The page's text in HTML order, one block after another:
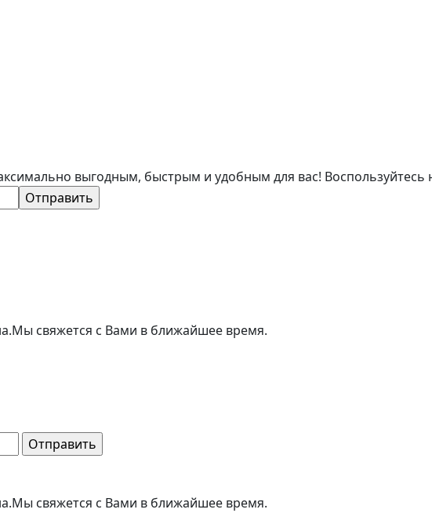
выгодным, быстрым и удобным для вас!
Мы свяжется с Вами в ближайшее время.
Мы свяжется с Вами в ближайшее время.